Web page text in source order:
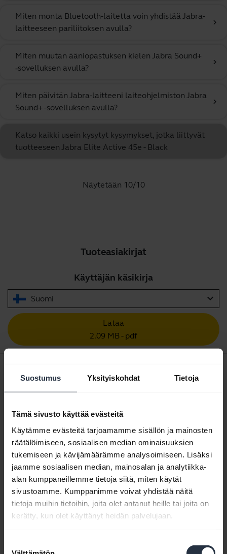
Suostumus Yksityiskohdat Tietoja
Tämä sivusto käyttää evästeitä
Käytämme evästeitä tarjoamamme sisällön ja mainosten
räätälöimiseen, sosiaalisen median ominaisuuksien
tukemiseen ja kävijämäärämme analysoimiseen. Lisäksi
jaamme sosiaalisen median, mainosalan ja analytiikka-
alan kumppaneillemme tietoja siitä, miten käytät
sivustoamme. Kumppanimme voivat yhdistää näitä
tietoja muihin tietoihin, joita olet antanut heille tai joita on
kerätty, kun olet käyttänyt heidän palvelujaan.
Miten monta Bluetooth-laitetta voin yhdistää Jabra-
laitteeseen pariliitoksen avulla?
chevron_right
Miten muutan ääniopastuksen kielen Jabra Sound+
‑sovelluksen avulla?
chevron_right
Miten päivitän Jabra-laitteeni laiteohjelmiston Jabra
Sound+ -sovelluksen avulla?
chevron_right
Katso kaikki usein kysytyt kysymykset, jotka liittyvät
tuotteeseen Jabra Elite Active 45e - Black
Näytetään 10/10
Tuoteasiakirjat
Käyttäjän käsikirja
Suomi expand_more
Lataa
2.09 MB - pdf
Lataa
6.14 MB - pdf
Selaa tuotteen kaikkia dokumentteja
Videot